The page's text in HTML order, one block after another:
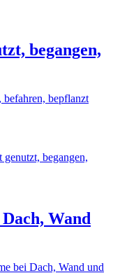
begangen,
begangen,
Wand